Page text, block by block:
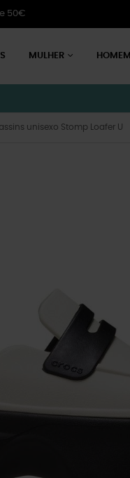
50€
MULHER HOMEM
unisexo Stomp Loafer U